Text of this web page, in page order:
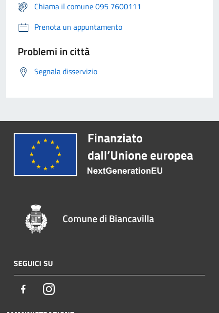
Chiama il comune 095 7600111
Prenota un appuntamento
Problemi in città
Segnala disservizio
Comune di Biancavilla
SEGUICI SU
FacebookInstagram